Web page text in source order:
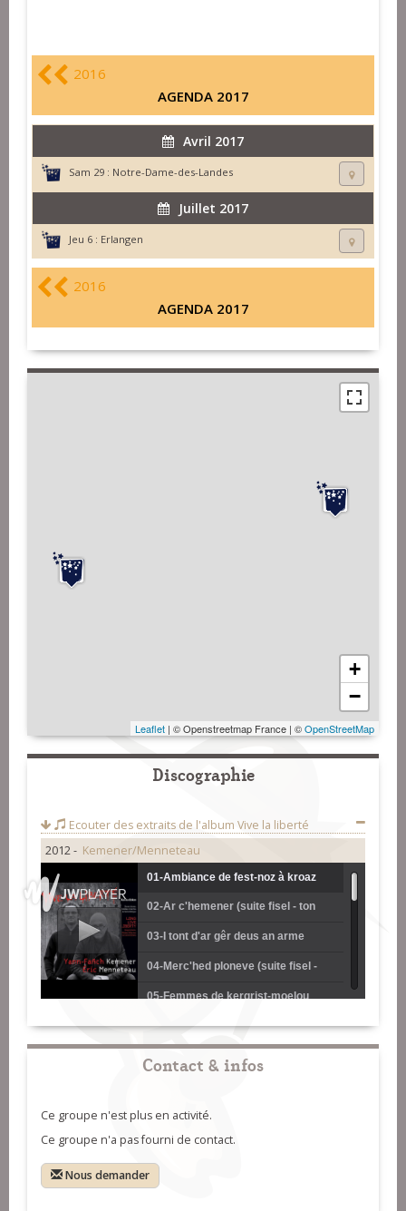
2016
AGENDA 2017
Avril 2017
Sam 29 : Notre-Dame-des-Landes
Juillet 2017
Jeu 6 : Erlangen
2016
AGENDA 2017
+
−
Leaflet | © Openstreetmap France | ©OpenStreetMap
Discographie
Ecouter des extraits de l'album Vive la liberté
2012 - Kemener/Menneteau
01-Ambiance de fest-noz à kroaz
radenn en plélauff
02-Ar c'hemener (suite fisel - ton
kentañ)
03-I tont d'ar gêr deus an arme
(suite fisel - ar bal)
04-Merc'hed ploneve (suite fisel -
ton diwezhañ)
05-Femmes de kergrist-moelou
06-Dec'h e oen bet dimezet
(mélodie)
07-Entretien avec Anastasie et
Vanch - ton kentañ)
09-Ar gweshañ tôl m'eus graet
biskoezh (dañs tro Vanch - ar bal)
10-Ne c'houlan netra gant ar vadam
(dañs tro Vanch - ton diwezhañ)
11-An dei'ell penn ur bern plouz
Contact & infos
Ce groupe n'est plus en activité.
Ce groupe n'a pas fourni de contact.
Nous demander